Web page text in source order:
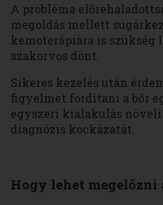
A probléma
megoldás mellett
kemoterápiára is szükség
szakorvos dönt.
Sikeres kezelés után
figyelmet fordítani a bőr
egyszeri kialakulás növeli
diagnózis kockázatát.
Hogy lehet megelőzni